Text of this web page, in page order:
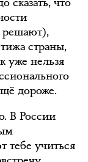
решают),
страны,
уже нельзя
дороже.
В России
тебе учиться